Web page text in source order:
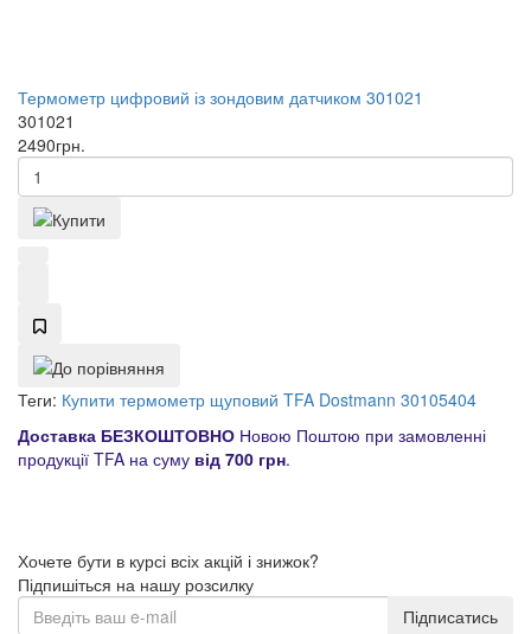
Термометр цифровий із зондовим датчиком 301021
301021
2490грн.
Теги: Купити термометр щуповий TFA Dostmann 30105404
Доставка БЕЗКОШТОВНО Новою Поштою при замовленні
продукції TFA на суму від 700 грн.
Хочете бути в курсі всіх акцій і знижок?
Підпишіться на нашу розсилку
Підписатись